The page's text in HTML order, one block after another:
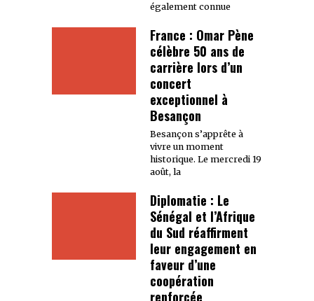
également connue
France : Omar Pène
célèbre 50 ans de
carrière lors d’un
concert
exceptionnel à
Besançon
Besançon s’apprête à
vivre un moment
historique. Le mercredi 19
août, la
Diplomatie : Le
Sénégal et l’Afrique
du Sud réaffirment
leur engagement en
faveur d’une
coopération
renforcée